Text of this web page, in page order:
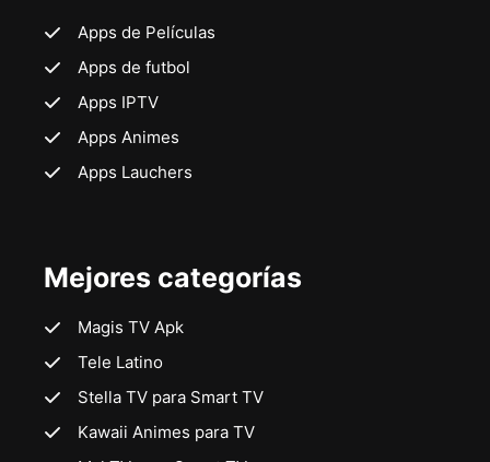
Apps de Películas
Apps de futbol
Apps IPTV
Apps Animes
Apps Lauchers
Mejores categorías
Magis TV Apk
Tele Latino
Stella TV para Smart TV
Kawaii Animes para TV